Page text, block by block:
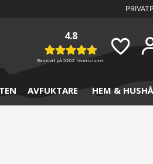
4.8
Baserat på 5262 recensioner
AVFUKTARE HEM &